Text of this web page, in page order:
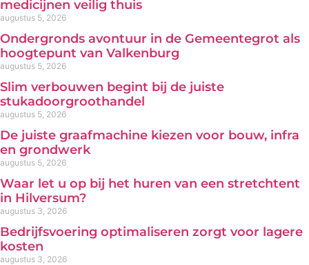
medicijnen veilig thuis
augustus 5, 2026
Ondergronds avontuur in de Gemeentegrot als
hoogtepunt van Valkenburg
augustus 5, 2026
Slim verbouwen begint bij de juiste
stukadoorgroothandel
augustus 5, 2026
De juiste graafmachine kiezen voor bouw, infra
en grondwerk
augustus 5, 2026
Waar let u op bij het huren van een stretchtent
in Hilversum?
augustus 3, 2026
Bedrijfsvoering optimaliseren zorgt voor lagere
kosten
augustus 3, 2026